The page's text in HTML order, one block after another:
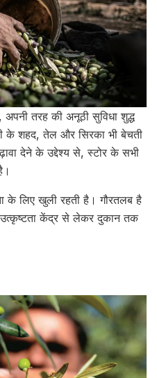
तरह की अनूठी सुविधा शुद्ध
के शहद, तेल और सिरका भी बेचती
देने के उद्देश्य से, स्टोर के सभी
के लिए खुली रहती है। गौरतलब है
उत्कृष्टता केंद्र से लेकर दुकान तक